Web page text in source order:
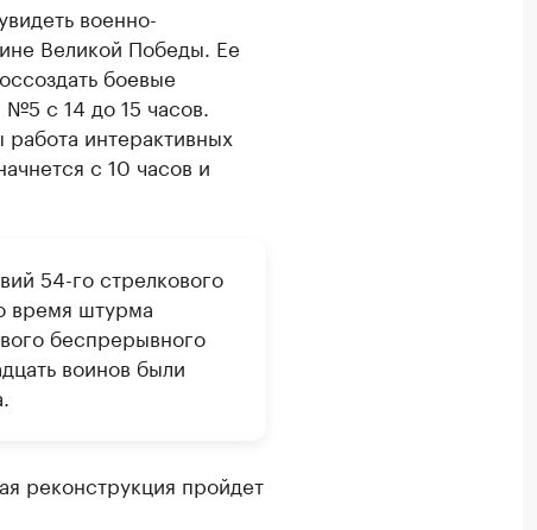
военно-
Великой Победы. Ее
боевые
с 14 до 15 часов.
интерактивных
с 10 часов и
54-го стрелкового
время штурма
беспрерывного
воинов были
реконструкция пройдет